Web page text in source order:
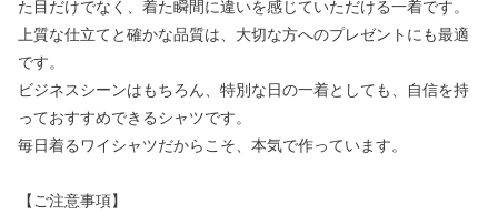
た目だけでなく、着た瞬間に違いを感じていただける一着です。
上質な仕立てと確かな品質は、大切な方へのプレゼントにも最適
です。
ビジネスシーンはもちろん、特別な日の一着としても、自信を持
っておすすめできるシャツです。
毎日着るワイシャツだからこそ、本気で作っています。
【ご注意事項】